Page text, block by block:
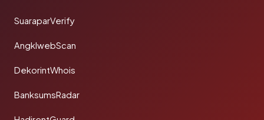
SuaraparVerify
AngklwebScan
DekorintWhois
BanksumsRadar